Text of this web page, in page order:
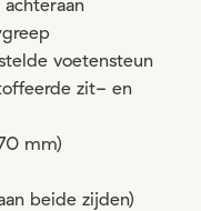
voetensteun
zit- en
mm)
beide zijden)